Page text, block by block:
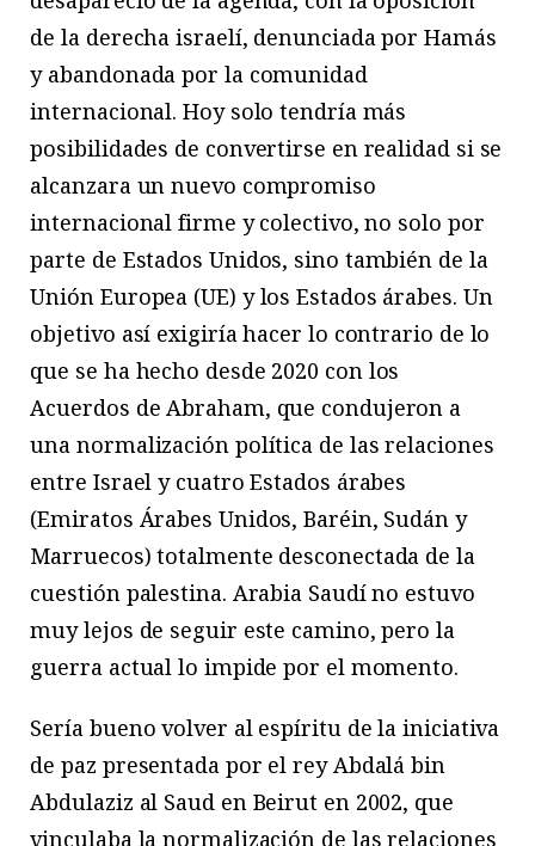
de la derecha israelí, denunciada por Hamás
y abandonada por la comunidad
internacional. Hoy solo tendría más
posibilidades de convertirse en realidad si se
alcanzara un nuevo compromiso
internacional firme y colectivo, no solo por
parte de Estados Unidos, sino también de la
Unión Europea (UE) y los Estados árabes. Un
objetivo así exigiría hacer lo contrario de lo
que se ha hecho desde 2020 con los
Acuerdos de Abraham, que condujeron a
una normalización política de las relaciones
entre Israel y cuatro Estados árabes
(Emiratos Árabes Unidos, Baréin, Sudán y
Marruecos) totalmente desconectada de la
cuestión palestina. Arabia Saudí no estuvo
muy lejos de seguir este camino, pero la
guerra actual lo impide por el momento.
Sería bueno volver al espíritu de la iniciativa
de paz presentada por el rey Abdalá bin
Abdulaziz al Saud en Beirut en 2002, que
vinculaba la normalización de las relaciones